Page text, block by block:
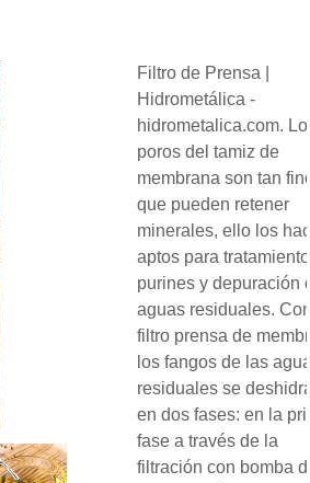
Filtro de Prensa |
Hidrometálica -
hidrometalica.com. Los
poros del tamiz de
membrana son tan
que pueden retener
minerales, ello los
aptos para tratamiento
purines y depuración
aguas residuales. Con
filtro prensa de
los fangos de las
residuales se
en dos fases: en la
fase a través de la
filtración con bomba de